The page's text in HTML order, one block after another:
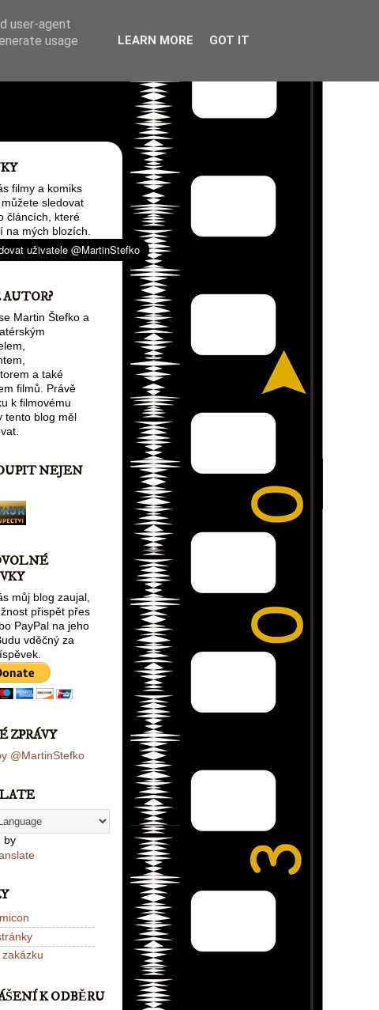
filmy a komiks
sledovat
článcích, které
na mých blozích.
Martin Štefko a
a také
filmů. Právě
k filmovému
tento blog měl
NEJEN
můj blog zaujal,
přispět přes
PayPal na jeho
vděčný za
ZPRÁVY
@MartinStefko
by
K ODBĚRU
user-agent
usage
LEARN MORE GOT IT